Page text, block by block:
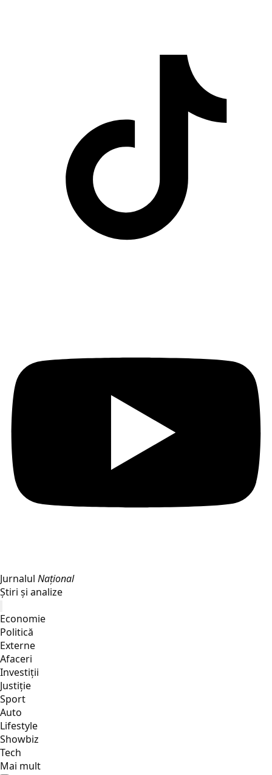
Jurnalul Național
Știri și analize
Economie
Politică
Externe
Afaceri
Investiții
Justiţie
Sport
Auto
Lifestyle
Showbiz
Tech
Mai mult